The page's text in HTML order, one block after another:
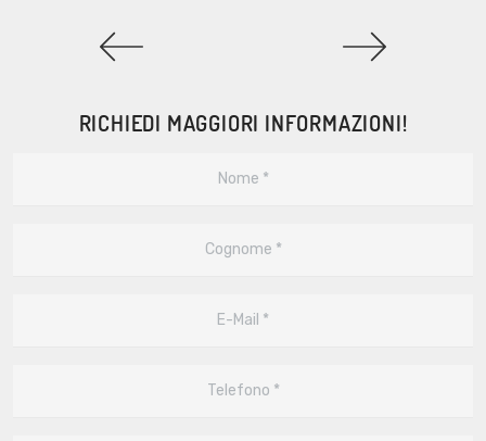
RICHIEDI MAGGIORI INFORMAZIONI!